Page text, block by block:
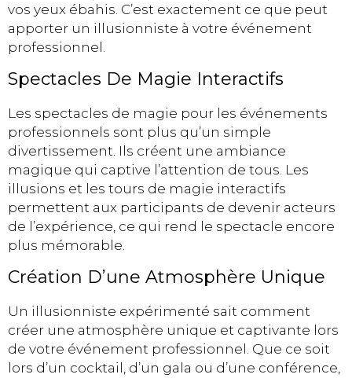
vos yeux ébahis. C’est exactement ce que peut
apporter un illusionniste à votre événement
professionnel.
Spectacles De Magie Interactifs
Les spectacles de magie pour les événements
professionnels sont plus qu’un simple
divertissement. Ils créent une ambiance
magique qui captive l’attention de tous. Les
illusions et les tours de magie interactifs
permettent aux participants de devenir acteurs
de l’expérience, ce qui rend le spectacle encore
plus mémorable.
Création D’une Atmosphère Unique
Un illusionniste expérimenté sait comment
créer une atmosphère unique et captivante lors
de votre événement professionnel. Que ce soit
lors d’un cocktail, d’un gala ou d’une conférence,